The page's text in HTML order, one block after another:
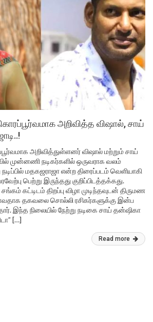
அறிவித்த விஷால், சாய்
அறிவித்துள்ளனர் விஷால் மற்றும் சாய்
முன்னணி நடிகர்களில் ஒருவராக வலம்
மதகஜராஜா என்ற திரைப்படம் வெளியாகி
பெற்று இருந்தது குறிப்பிடத்தக்கது.
கட்டிடம் திறப்பு விழா முடிந்தவுடன் திருமண
தகவலை சொல்லி ரசிகர்களுக்கு இன்ப
இந்த நிலையில் நேற்று நடிகை சாய் தன்ஷிகா
[…]
Read more